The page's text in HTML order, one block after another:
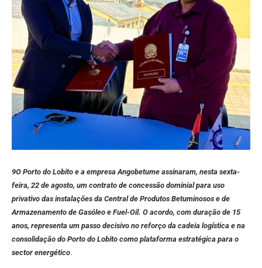
9O Porto do Lobito e a empresa Angobetume assinaram, nesta sexta-
feira, 22 de agosto, um contrato de concessão dominial para uso
privativo das instalações da Central de Produtos Betuminosos e de
Armazenamento de Gasóleo e Fuel-Oil. O acordo, com duração de 15
anos, representa um passo decisivo no reforço da cadeia logística e na
consolidação do Porto do Lobito como plataforma estratégica para o
sector energético.